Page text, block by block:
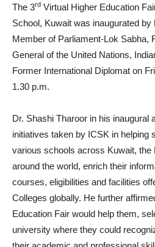
The 3rd Virtual Higher Education
School, Kuwait was inaugurated by
Member of Parliament-Lok Sabha,
General of the United Nations,
Former International Diplomat on
1.30 p.m.
Dr. Shashi Tharoor in his inaugural
initiatives taken by ICSK in helping
various schools across Kuwait, the
around the world, enrich their
courses, eligibilities and facilities
Colleges globally. He further
Education Fair would help them,
university where they could